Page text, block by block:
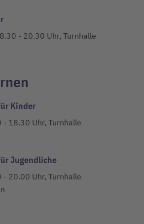
- 20.30 Uhr, Turnhalle
Kinder
- 18.30 Uhr, Turnhalle
Jugendliche
- 20.00 Uhr, Turnhalle